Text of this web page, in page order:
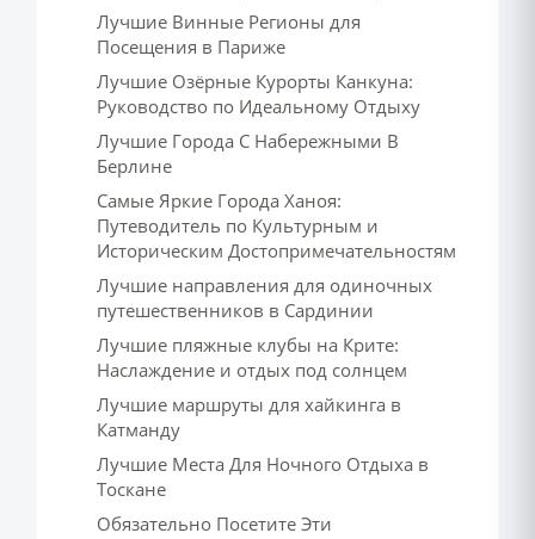
Лучшие Винные Регионы для
Посещения в Париже
Лучшие Озёрные Курорты Канкуна:
Руководство по Идеальному Отдыху
Лучшие Города С Набережными В
Берлине
Самые Яркие Города Ханоя:
Путеводитель по Культурным и
Историческим Достопримечательностям
Лучшие направления для одиночных
путешественников в Сардинии
Лучшие пляжные клубы на Крите:
Наслаждение и отдых под солнцем
Лучшие маршруты для хайкинга в
Катманду
Лучшие Места Для Ночного Отдыха в
Тоскане
Обязательно Посетите Эти